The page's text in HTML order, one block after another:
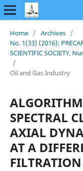
Home / Archives /
No. 1(33) (2016):
SCIENTIFIC SOCIETY.
/
Oil and Gas Industry
SPECTRAL
AXIAL
AT A